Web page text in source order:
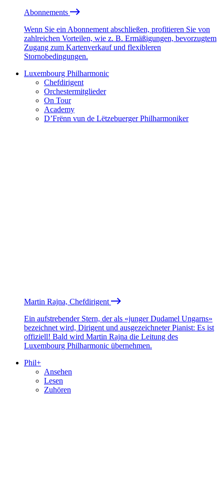
Abonnements
Wenn Sie ein Abonnement abschließen, profitieren Sie von
zahlreichen Vorteilen, wie z. B. Ermäßigungen, bevorzugtem
Zugang zum Kartenverkauf und flexibleren
Stornobedingungen.
Luxembourg Philharmonic
Chefdirigent
Orchestermitglieder
On Tour
Academy
D’Frënn vun de Lëtzebuerger Philharmoniker
Martin Rajna, Chefdirigent
Ein aufstrebender Stern, der als «junger Dudamel Ungarns»
bezeichnet wird, Dirigent und ausgezeichneter Pianist: Es ist
offiziell! Bald wird Martin Rajna die Leitung des
Luxembourg Philharmonic übernehmen.
Phil+
Ansehen
Lesen
Zuhören